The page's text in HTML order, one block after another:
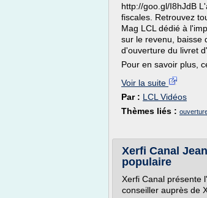
http://goo.gl/I8hJdB
fiscales. Retrouvez
Mag LCL dédié à
sur le revenu, baisse
d'ouverture du livret
Pour en savoir plus,
Voir la suite
Par : LCL Vidéos
Thèmes liés :
Xerfi Canal
populaire
Xerfi Canal présente
conseiller auprès de